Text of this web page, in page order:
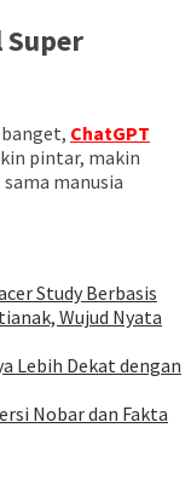
Super
ChatGPT
pintar, makin
manusia
Study Berbasis
Wujud Nyata
Lebih Dekat dengan
Nobar dan Fakta